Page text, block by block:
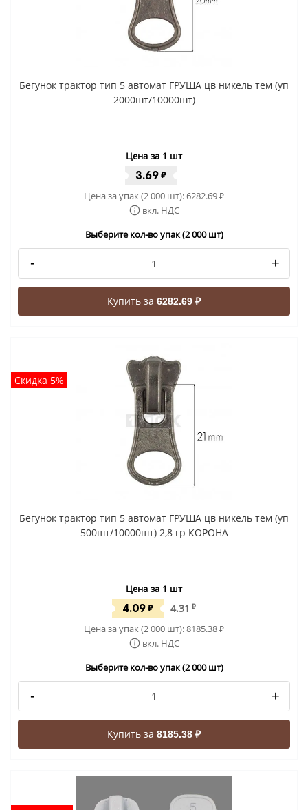
Бегунок трактор тип 5 автомат ГРУША цв никель тем (уп
2000шт/10000шт)
Цена за 1 шт
3.69 ₽
Цена за упак (2 000 шт):6282.69₽
вкл. НДС
Выберите кол-во упак (2 000 шт)
- +
Купить за 6282.69 ₽
Скидка 5%
Бегунок трактор тип 5 автомат ГРУША цв никель тем (уп
500шт/10000шт) 2,8 гр КОРОНА
Цена за 1 шт
4.09₽ 4.31 ₽
Цена за упак (2 000 шт):8185.38₽
вкл. НДС
Выберите кол-во упак (2 000 шт)
- +
Купить за 8185.38 ₽